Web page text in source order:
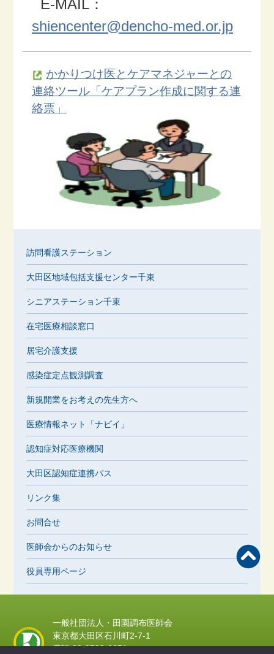
E-MAIL：
shiencenter@dencho-med.or.jp
かかりつけ医とケアマネジャーとの
連絡ツール「ケアプラン作成に関する連
絡票」
訪問看護ステーション
大田区地域包括支援センター千束
シニアステーション千束
在宅医療相談窓口
居宅介護支援
感染症定点観測調査
新規開業をお考えの先生方へ
医療情報ネット「ナビイ」
認知症対応医療機関
大田区認知症連携パス
リンク集
お問合せ
医師会からのお知らせ
役員専用ページ
一般社団法人・田園調布医師会
東京都大田区石川町2-7-1
電話 03-3728-6671